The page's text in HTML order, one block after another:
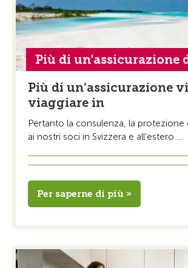
Più di un'assicurazione
Più di un’assicurazione
viaggiare in
Pertanto la consulenza, la protezione
ai nostri soci in Svizzera e all’estero ...
Per saperne di più »